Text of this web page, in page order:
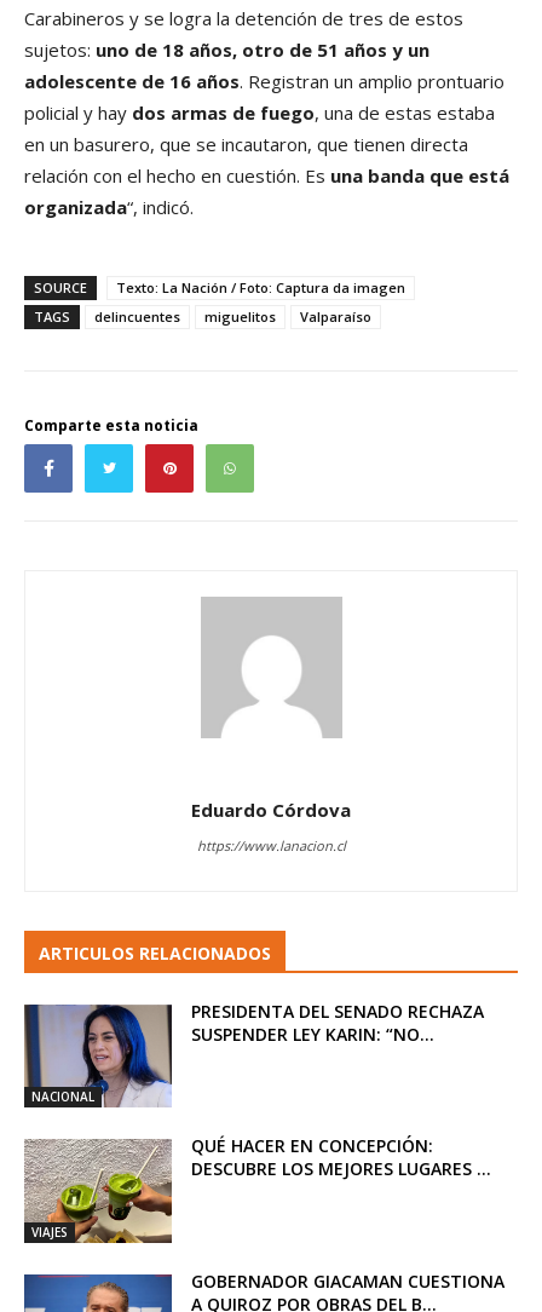
Carabineros y se logra la detención de tres de estos
sujetos: uno de 18 años, otro de 51 años y un
adolescente de 16 años. Registran un amplio prontuario
policial y hay dos armas de fuego, una de estas estaba
en un basurero, que se incautaron, que tienen directa
relación con el hecho en cuestión. Es una banda que está
organizada“, indicó.
SOURCE
Texto: La Nación / Foto: Captura da imagen
TAGS
delincuentes miguelitos Valparaíso
Comparte esta noticia
Eduardo Córdova
https://www.lanacion.cl
ARTICULOS RELACIONADOS
NACIONAL
PRESIDENTA DEL SENADO RECHAZA
SUSPENDER LEY KARIN: “NO...
VIAJES
QUÉ HACER EN CONCEPCIÓN:
DESCUBRE LOS MEJORES LUGARES ...
GOBERNADOR GIACAMAN CUESTIONA
A QUIROZ POR OBRAS DEL B...